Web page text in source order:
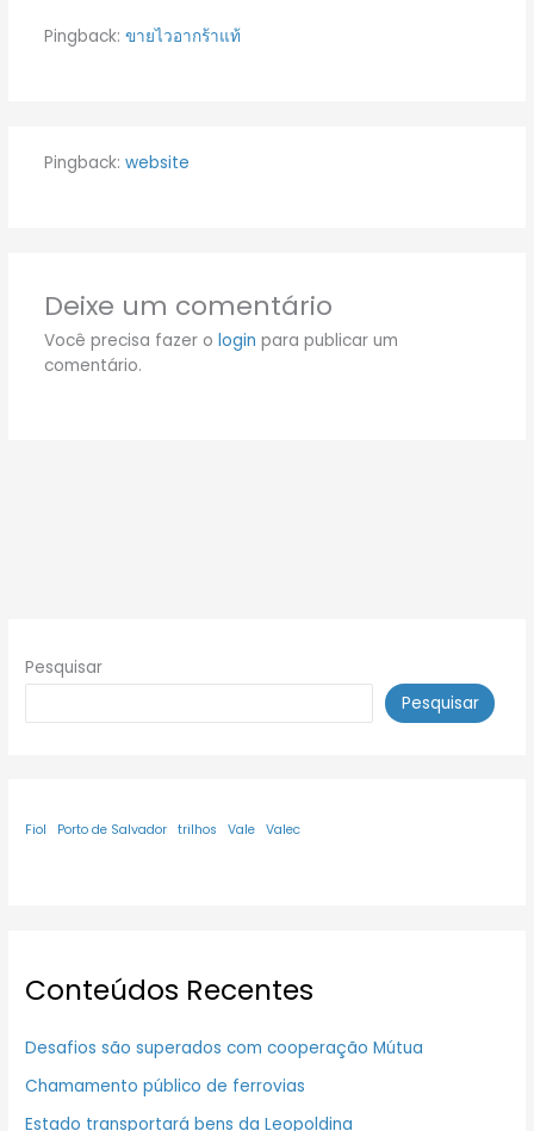
Pingback: ขายไวอากร้าแท้
Pingback: website
Deixe um comentário
Você precisa fazer o login para publicar um
comentário.
Pesquisar
Pesquisar
Fiol Porto de Salvador trilhos Vale Valec
Conteúdos Recentes
Desafios são superados com cooperação Mútua
Chamamento público de ferrovias
Estado transportará bens da Leopoldina